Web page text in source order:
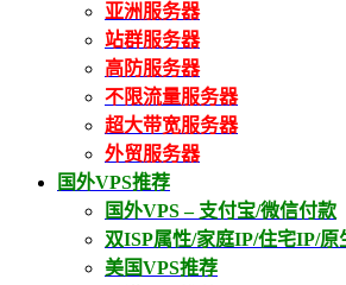
亚洲服务器
站群服务器
高防服务器
不限流量服务器
超大带宽服务器
外贸服务器
国外VPS推荐
国外VPS – 支付宝/微信付款
双ISP属性/家庭IP/住宅IP/原
美国VPS推荐